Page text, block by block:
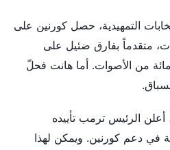
التمهيدية، حصل كورنين على
متقدماً بفارق ضئيل على
نال 40 في المائة من الأصوات. أما هانت فحلّ
أعلن الرئيس ترمب تأييده
في دعم كورنين. ويمكن لهذا